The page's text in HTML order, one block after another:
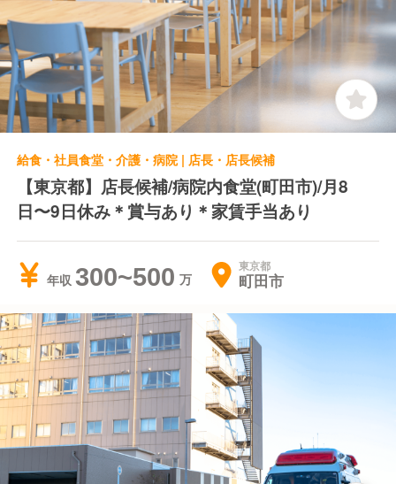
給食・社員食堂・介護・病院 | 店長・店長候補
【東京都】店長候補/病院内食堂(町田市)/月8
日〜9日休み＊賞与あり＊家賃手当あり
年収 300~500 東京都
町田市